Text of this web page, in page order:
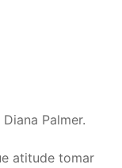
Palmer.
atitude tomar